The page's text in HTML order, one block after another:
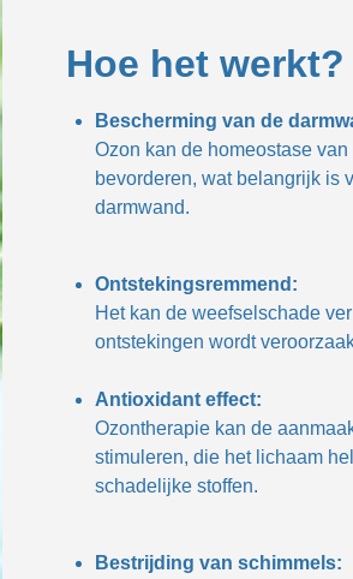
Hoe het werkt?
Bescherming van de
Ozon kan de homeostase van
bevorderen, wat belangrijk is
darmwand.
Ontstekingsremmend:
Het kan de weefselschade
ontstekingen wordt
Antioxidant effect:
Ozontherapie kan de
stimuleren, die het lichaam
schadelijke stoffen.
Bestrijding van schimmels: